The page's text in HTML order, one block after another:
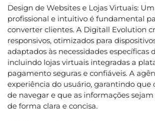
Design de Websites e Lojas Virtuais:
profissional e intuitivo é fundamental
converter clientes. A Digitall Evolution
responsivos, otimizados para
adaptados às necessidades específicas
incluindo lojas virtuais integradas a
pagamento seguras e confiáveis. A
experiência do usuário, garantindo que
de navegar e que as informações
de forma clara e concisa.